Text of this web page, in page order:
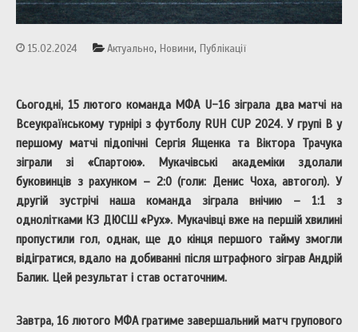
15.02.2024 Актуально, Новини, Публікації
Сьогодні, 15 лютого команда МФА U-16зіграла два матчі на
Всеукраїнськомутурнірі з футболу RUH CUP 2024. У групі В у
першому матчі підопічні Сергія Ященка та Віктора Трачука
зіграли зі «Спартою». Мукачівські академіки здолали
буковинців з рахунком – 2:0 (голи: Денис Чоха, автогол). У
другій зустрічі наша команда зіграла внічию – 1:1 з
однолітками КЗ ДЮСШ «Рух». Мукачівці вже на першій хвилині
пропустили гол, однак, ще до кінця першого тайму змогли
відігратися, вдало на добиванні після штрафного зіграв Андрій
Балик. Цей результат і став остаточним.
Завтра, 16 лютого МФА гратиме завершальний матч групового